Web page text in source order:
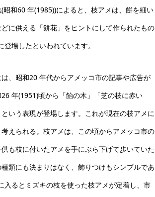
昭和60 年(1985))によると、枝アメは、餅を細い
に供える「餅花」をヒントにして作られたもの
場したといわれています。
、昭和20 年代からアメッコ市の記事や広告が
年(1951)頃から「飴の木」「芝の枝に赤い
いう表現が登場します。これが現在の枝アメに
えられる。枝アメは、この頃からアメッコ市の
も枝に付いたアメを手にぶら下げて歩いていた
類にも決まりはなく、飾りつけもシンプルであ
入るとミズキの枝を使った枝アメが定着し、市